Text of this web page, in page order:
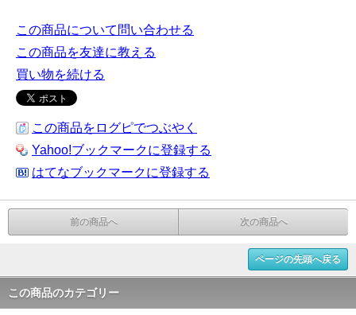
この商品について問い合わせる
この商品を友達に教える
買い物を続ける
この商品をログピでつぶやく
Yahoo!ブックマークに登録する
はてなブックマークに登録する
前の商品へ 次の商品へ
ページの先頭へ戻る
この商品のカテゴリー